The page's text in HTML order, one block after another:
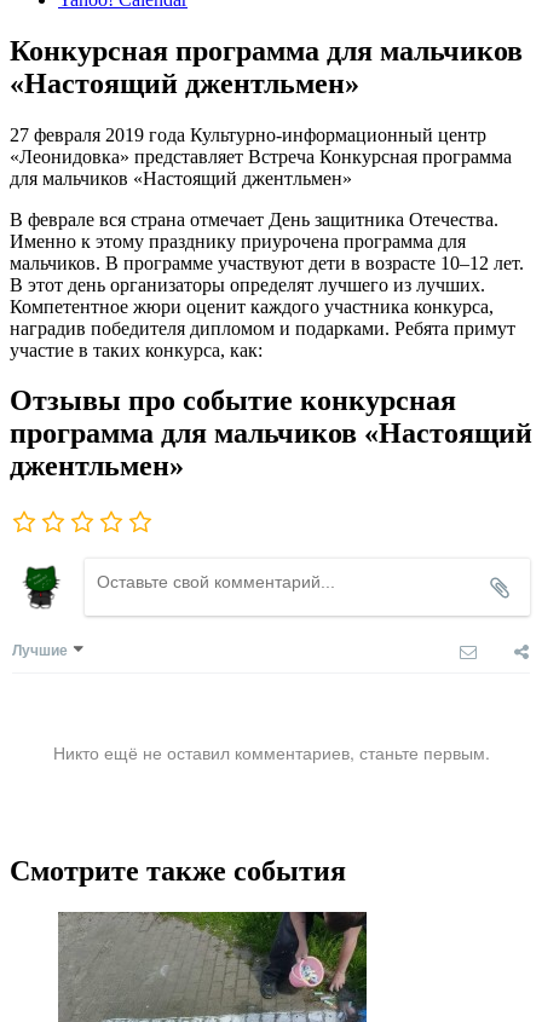
Конкурсная программа для мальчиков
«Настоящий джентльмен»
27 февраля 2019 года Культурно-информационный центр
«Леонидовка» представляет Встреча Конкурсная программа
для мальчиков «Настоящий джентльмен»
В феврале вся страна отмечает День защитника Отечества.
Именно к этому празднику приурочена программа для
мальчиков. В программе участвуют дети в возрасте 10–12 лет.
В этот день организаторы определят лучшего из лучших.
Компетентное жюри оценит каждого участника конкурса,
наградив победителя дипломом и подарками. Ребята примут
участие в таких конкурса, как:
Отзывы про событие конкурсная
программа для мальчиков «Настоящий
джентльмен»
Лучшие
Никто ещё не оставил комментариев, станьте первым.
Смотрите также события